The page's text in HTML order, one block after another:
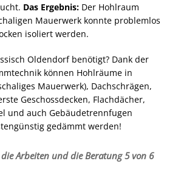
Das Ergebnis: Der Hohlraum
Mauerwerk konnte problemlos
isoliert werden.
Oldendorf benötigt? Dank der
können Hohlräume in
Mauerwerk), Dachschrägen,
Geschossdecken, Flachdächer,
und auch Gebäudetrennfugen
gedämmt werden!
Arbeiten und die Beratung 5 von 6